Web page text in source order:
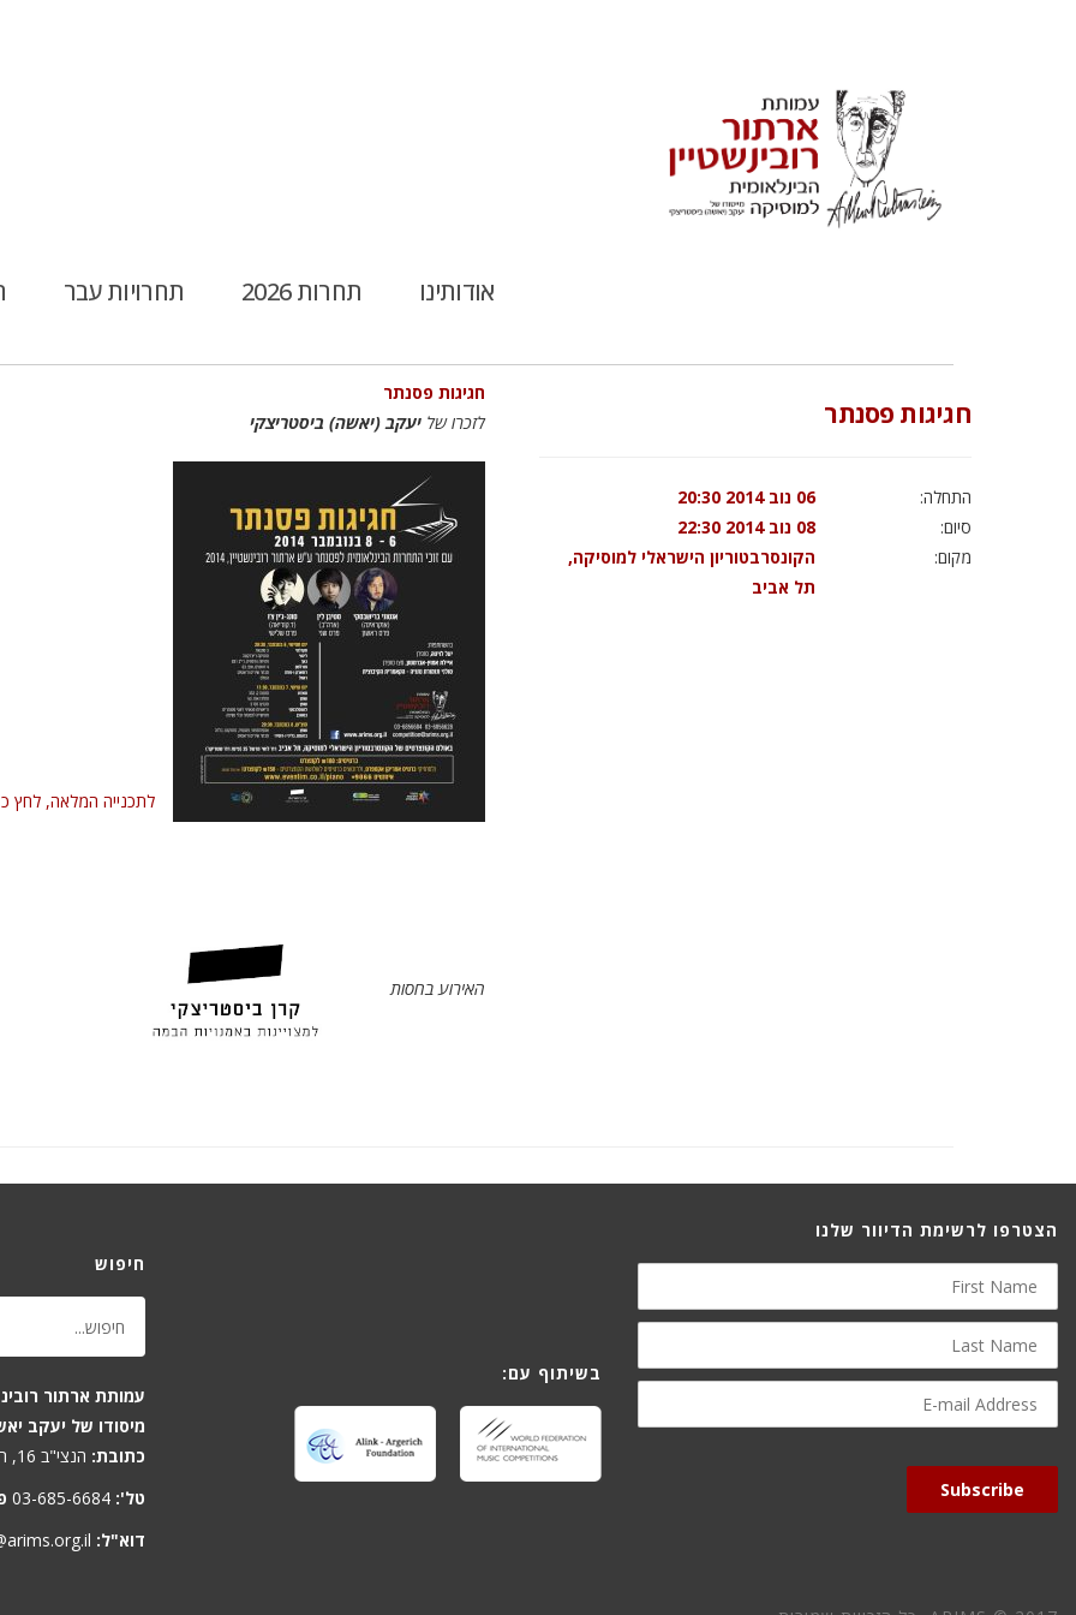
אודותינו תחרות 2026 תחרויות עבר
חגיגות פסנתר
התחלה:
06 נוב 2014 20:30
סיום:
08 נוב 2014 22:30
מקום:
הקונסרבטוריון הישראלי למוסיקה,
תל אביב
חגיגות פסנתר
לזכרו של יעקב (יאשה) ביסטריצקי
לתכנייה המלאה, לחץ
האירוע בחסות
הצטרפו לרשימת הדיוור שלנו
First
Name
Last
Name
E-
mail
Address
Subscribe
בשיתוף עם:
חיפוש
עמותת ארתור
מיסודו של יעקב
כתובת: הנצי"ב 16, תל-אביב 6701806, ישראל
טל': 03-685-6684
דוא"ל: